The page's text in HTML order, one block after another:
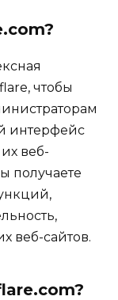
чтобы
интерфейс
веб-
получаете
веб-сайтов.